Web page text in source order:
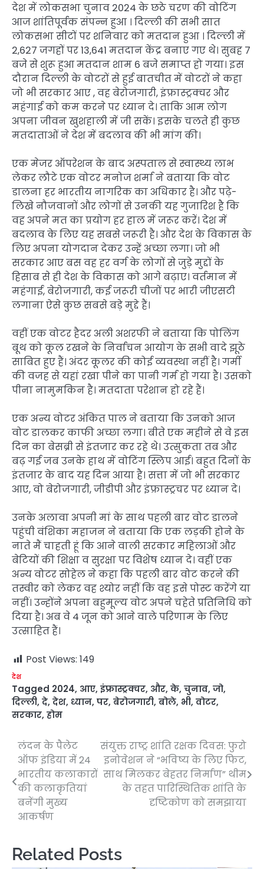
देश में लोकसभा चुनाव 2024 के छठे चरण की वोटिंग
आज शांतिपूर्वक संपन्न हुआ । दिल्ली की सभी सात
लोकसभा सीटों पर शनिवार को मतदान हुआ । दिल्ली में
2,627 जगहों पर 13,641 मतदान केंद्र बनाए गए थे। सुबह 7
बजे से शुरू हुआ मतदान शाम 6 बजे समाप्त हो गया। इस
दौरान दिल्ली के वोटरों से हुई बातचीत में वोटरों ने कहा
जो भी सरकार आए , वह बेरोजगारी, इंफ्रास्ट्रक्चर और
महंगाई को कम करने पर ध्यान दे। ताकि आम लोग
अपना जीवन खुशहाली में जी सकें। इसके चलते ही कुछ
मतदाताओं ने देश में बदलाव की भी मांग की।
एक मेजर ऑपरेशन के बाद अस्पताल से स्वास्थ्य लाभ
लेकर लौटे एक वोटर मनोज शर्मा ने बताया कि वोट
डालना हर भारतीय नागरिक का अधिकार है। और पढ़े-
लिखे नौजवानों और लोगों से उनकी यह गुजारिश है कि
वह अपने मत का प्रयोग हर हाल में जरूर करें। देश में
बदलाव के लिए यह सबसे जरूरी है। और देश के विकास के
लिए अपना योगदान देकर उन्हें अच्छा लगा। जो भी
सरकार आए बस वह हर वर्ग के लोगों से जुड़े मुद्दों के
हिसाब से ही देश के विकास को आगे बढ़ाए। वर्तमान में
महंगाई, बेरोजगारी, कई जरूरी चीजों पर भारी जीएसटी
लगाना ऐसे कुछ सबसे बड़े मुद्दे हैं।
वहीं एक वोटर हैदर अली अशरफी ने बताया कि पोलिंग
बूथ को कूल रखने के निर्वाचन आयोग के सभी वादे झूठे
साबित हुए हैं। अंदर कूलर की कोई व्यवस्था नहीं है। गर्मी
की वजह से यहां रखा पीने का पानी गर्म हो गया है। उसको
पीना नामुमकिन है। मतदाता परेशान हो रहे हैं।
एक अन्य वोटर अंकित पाल ने बताया कि उनको आज
वोट डालकर काफी अच्छा लगा। बीते एक महीने से वे इस
दिन का बेसब्री से इंतजार कर रहे थे। उत्सुकता तब और
बढ़ गई जब उनके हाथ में वोटिंग स्लिप आई। बहुत दिनों के
इंतजार के बाद यह दिन आया है। सत्ता में जो भी सरकार
आए, वो बेरोजगारी, जीडीपी और इंफ्रास्ट्रचर पर ध्यान दे।
उनके अलावा अपनी मां के साथ पहली बार वोट डालने
पहुंची वंशिका महाजन ने बताया कि एक लड़की होने के
नाते मैं चाहती हूं कि आने वाली सरकार महिलाओं और
बेटियों की शिक्षा व सुरक्षा पर विशेष ध्यान दे। वहीं एक
अन्य वोटर सोहेल ने कहा कि पहली बार वोट करने की
तस्वीर को लेकर वह श्योर नहीं कि वह इसे पोस्ट करेंगे या
नहीं। उन्होंने अपना बहुमूल्य वोट अपने चहेते प्रतिनिधि को
दिया है। अब वे 4 जून को आने वाले परिणाम के लिए
उत्साहित हैं।
Post Views: 149
देश
Tagged 2024, आए, इंफ्रास्ट्रक्चर, और, के, चुनाव, जो,
दिल्ली, दे, देश, ध्यान, पर, बेरोजगारी, बोले, भी, वोटर,
सरकार, होम
Post
navigation
लंदन के पैलेट
ऑफ इंडिया में 24
भारतीय कलाकारों
की कलाकृतियां
बनेंगी मुख्य
आकर्षण
संयुक्त राष्ट्र शांति रक्षक दिवस: फुरो
इनोवेशन ने “भविष्य के लिए फिट,
साथ मिलकर बेहतर निर्माण” थीम
के तहत पारिस्थितिक शांति के
दृष्टिकोण को समझाया
Related Posts